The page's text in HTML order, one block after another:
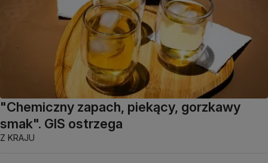
"Chemiczny zapach, piekący, gorzkawy
smak". GIS ostrzega
Z KRAJU